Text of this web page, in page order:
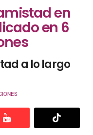
en
en 6
a lo largo